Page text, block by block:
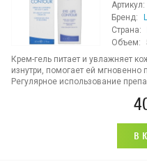
Артикул:
Бренд:
Страна:
Объем:
Крем-гель питает и увлажняет
изнутри, помогает ей мгновенно
Регулярное использование
В